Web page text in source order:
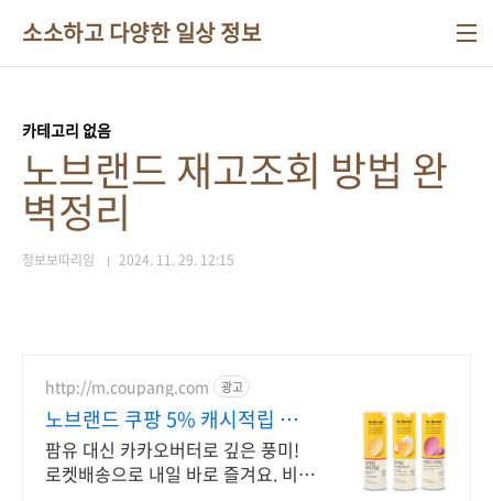
소소하고 다양한 일상 정보
카테고리 없음
노브랜드 재고조회 방법 완
벽정리
정보보따리임 2024. 11. 29. 12:15
http://m.coupang.com 광고
노브랜드 쿠팡 5% 캐시적립 혜
택
팜유 대신 카카오버터로 깊은 풍미!
로켓배송으로 내일 바로 즐겨요. 비싼